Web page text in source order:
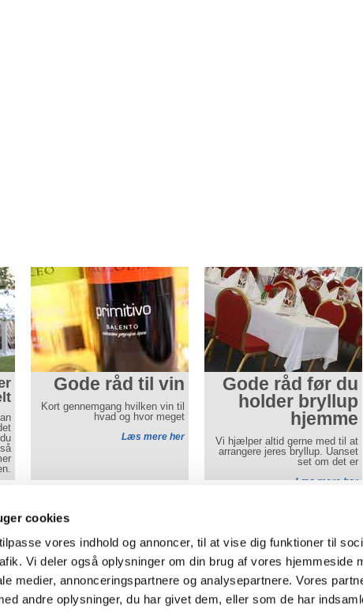
cookies
vores indhold og annoncer, til at vise dig funktioner til
Vi deler også oplysninger om din brug af vores hjemmeside
medier, annonceringspartnere og analysepartnere. Vores
andre oplysninger, du har givet dem, eller som de har
af
Tlf 74 62 64 45
Aabenraa: Brunde Vest 2B, 6230 Rødekro
Cookie-indstillinger- Privatlivspolitik
Gode råd til vin
Kort gennemgang hvilken vin til
hvad og hvor meget
Læs mere her
Gode råd før du
holder bryllup
hjemme
Vi hjælper altid gerne med til at
arrangere jeres bryllup. Uanset
set om det er
Læs mere her